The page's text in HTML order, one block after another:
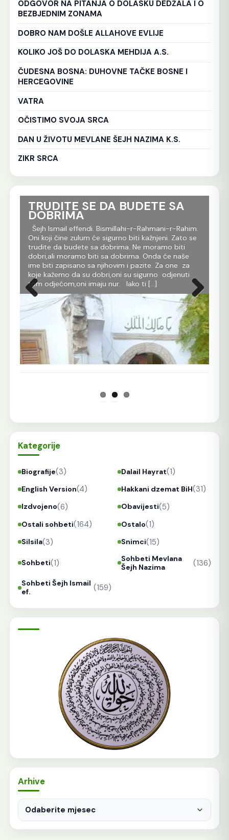
ODGOVOR NA PITANJA O DOLASKU DEDŽALA I O
BEZBJEDNIM ZONAMA
DOBRO NAM DOŠLE ALLAHOVE EVLIJE
KOLIKO JOŠ DO DOLASKA MEHDIJA A.S.
ČUDESNA BOSNA: DUHOVNE TAČKE BOSNE I
HERCEGOVINE
VATRA
OČISTIMO SVOJA SRCA
DAN U ŽIVOTU MEVLANE ŠEJH NAZIMA K.S.
ZIKR SRCA
TRUDITE SE DA BUDETE SA
DOBRIMA
Šejh Ismail effendi. Bismillahi-r-Rahmani-r-Rahim.
Oni koji čine zulum će sigurno biti kažnjeni. Zato se
trudite da budete sa dobrima. Ne moramo biti
dobri,ali moramo biti sa dobrima. Onda će naše
ime biti zapisano sa njihovim i pazite. Za one za
koje kažemo da su dobri,oni su sigurno odjenuti
tom odjećom,oni imaju nur. Iako ti […]
Prethodna Sljedeća
Kategorije
Biografije(3) Dalail Hayrat(1)
English Version(4) Hakkani dzemat BiH(31)
Izdvojeno(6) Obavijesti(5)
Ostali sohbeti(164) Ostalo(1)
Silsila(3) Snimci(15)
Sohbeti(1)
Sohbeti Mevlana
Šejh Nazima
(136)
Sohbeti Šejh Ismail
ef.
(159)
Arhive
Arhive